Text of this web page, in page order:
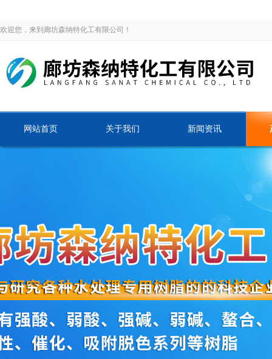
欢迎您，来到廊坊森纳特化工有限公司！
网站首页 关于我们 新闻资讯